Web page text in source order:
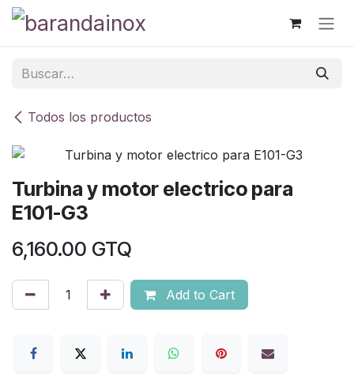
Ir al contenido
Todos los productos
Turbina y motor electrico para
E101-G3
6,160.00 GTQ
Add to Cart